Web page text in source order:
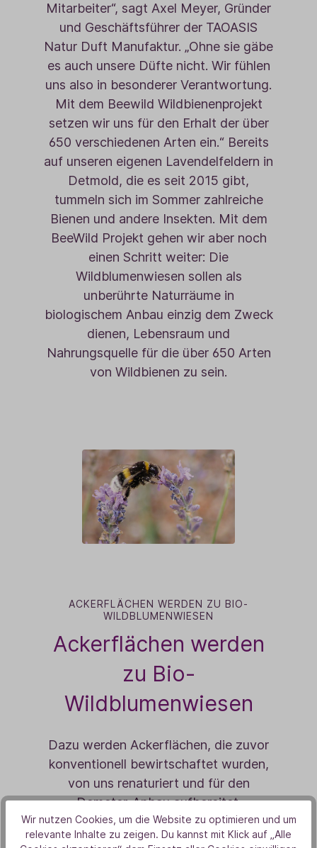
Mitarbeiter“, sagt Axel Meyer, Gründer
und Geschäftsführer der TAOASIS
Natur Duft Manufaktur. „Ohne sie gäbe
es auch unsere Düfte nicht. Wir fühlen
uns also in besonderer Verantwortung.
Mit dem Beewild Wildbienenprojekt
setzen wir uns für den Erhalt der über
650 verschiedenen Arten ein.“ Bereits
auf unseren eigenen Lavendelfeldern in
Detmold, die es seit 2015 gibt,
tummeln sich im Sommer zahlreiche
Bienen und andere Insekten. Mit dem
BeeWild Projekt gehen wir aber noch
einen Schritt weiter: Die
Wildblumenwiesen sollen als
unberührte Naturräume in
biologischem Anbau einzig dem Zweck
dienen, Lebensraum und
Nahrungsquelle für die über 650 Arten
von Wildbienen zu sein.
ACKERFLÄCHEN WERDEN ZU BIO-
WILDBLUMENWIESEN
Ackerflächen werden
zu Bio-
Wildblumenwiesen
Dazu werden Ackerflächen, die zuvor
konventionell bewirtschaftet wurden,
von uns renaturiert und für den
Demeter-Anbau aufbereitet.
Anschließend werden Bio-Wildblumen
auf den ehemals belasteten Flächen
Wir nutzen Cookies, um die Website zu optimieren und um
relevante Inhalte zu zeigen. Du kannst mit Klick auf „Alle